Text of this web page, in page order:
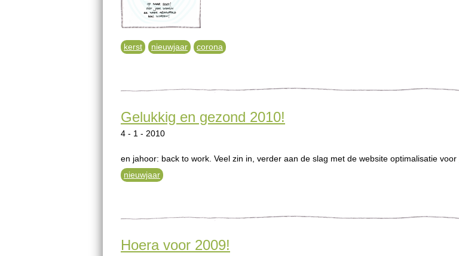
kerst nieuwjaar corona
Gelukkig en gezond 2010!
4 - 1 - 2010
en jahoor: back to work. Veel zin in, verder aan de slag met de website optimalisatie voor
nieuwjaar
Hoera voor 2009!